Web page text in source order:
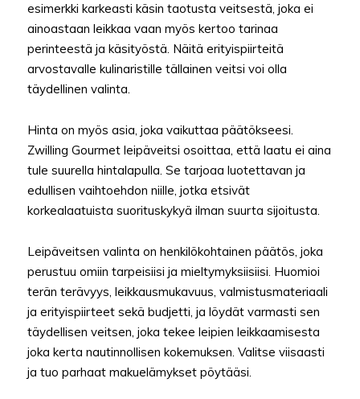
esimerkki karkeasti käsin taotusta veitsestä, joka ei
ainoastaan leikkaa vaan myös kertoo tarinaa
perinteestä ja käsityöstä. Näitä erityispiirteitä
arvostavalle kulinaristille tällainen veitsi voi olla
täydellinen valinta.
Hinta on myös asia, joka vaikuttaa päätökseesi.
Zwilling Gourmet leipäveitsi osoittaa, että laatu ei aina
tule suurella hintalapulla. Se tarjoaa luotettavan ja
edullisen vaihtoehdon niille, jotka etsivät
korkealaatuista suorituskykyä ilman suurta sijoitusta.
Leipäveitsen valinta on henkilökohtainen päätös, joka
perustuu omiin tarpeisiisi ja mieltymyksiisiisi. Huomioi
terän terävyys, leikkausmukavuus, valmistusmateriaali
ja erityispiirteet sekä budjetti, ja löydät varmasti sen
täydellisen veitsen, joka tekee leipien leikkaamisesta
joka kerta nautinnollisen kokemuksen. Valitse viisaasti
ja tuo parhaat makuelämykset pöytääsi.